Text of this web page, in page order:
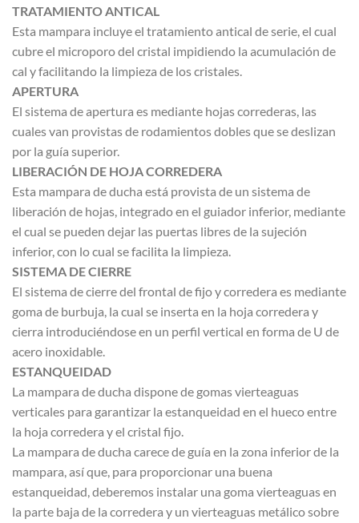
TRATAMIENTO ANTICAL
Esta mampara incluye el tratamiento antical de serie, el cual
cubre el microporo del cristal impidiendo la acumulación de
cal y facilitando la limpieza de los cristales.
APERTURA
El sistema de apertura es mediante hojas correderas, las
cuales van provistas de rodamientos dobles que se deslizan
por la guía superior.
LIBERACIÓN DE HOJA CORREDERA
Esta mampara de ducha está provista de un sistema de
liberación de hojas, integrado en el guiador inferior, mediante
el cual se pueden dejar las puertas libres de la sujeción
inferior, con lo cual se facilita la limpieza.
SISTEMA DE CIERRE
El sistema de cierre del frontal de fijo y corredera es mediante
goma de burbuja, la cual se inserta en la hoja corredera y
cierra introduciéndose en un perfil vertical en forma de U de
acero inoxidable.
ESTANQUEIDAD
La mampara de ducha dispone de gomas vierteaguas
verticales para garantizar la estanqueidad en el hueco entre
la hoja corredera y el cristal fijo.
La mampara de ducha carece de guía en la zona inferior de la
mampara, así que, para proporcionar una buena
estanqueidad, deberemos instalar una goma vierteaguas en
la parte baja de la corredera y un vierteaguas metálico sobre